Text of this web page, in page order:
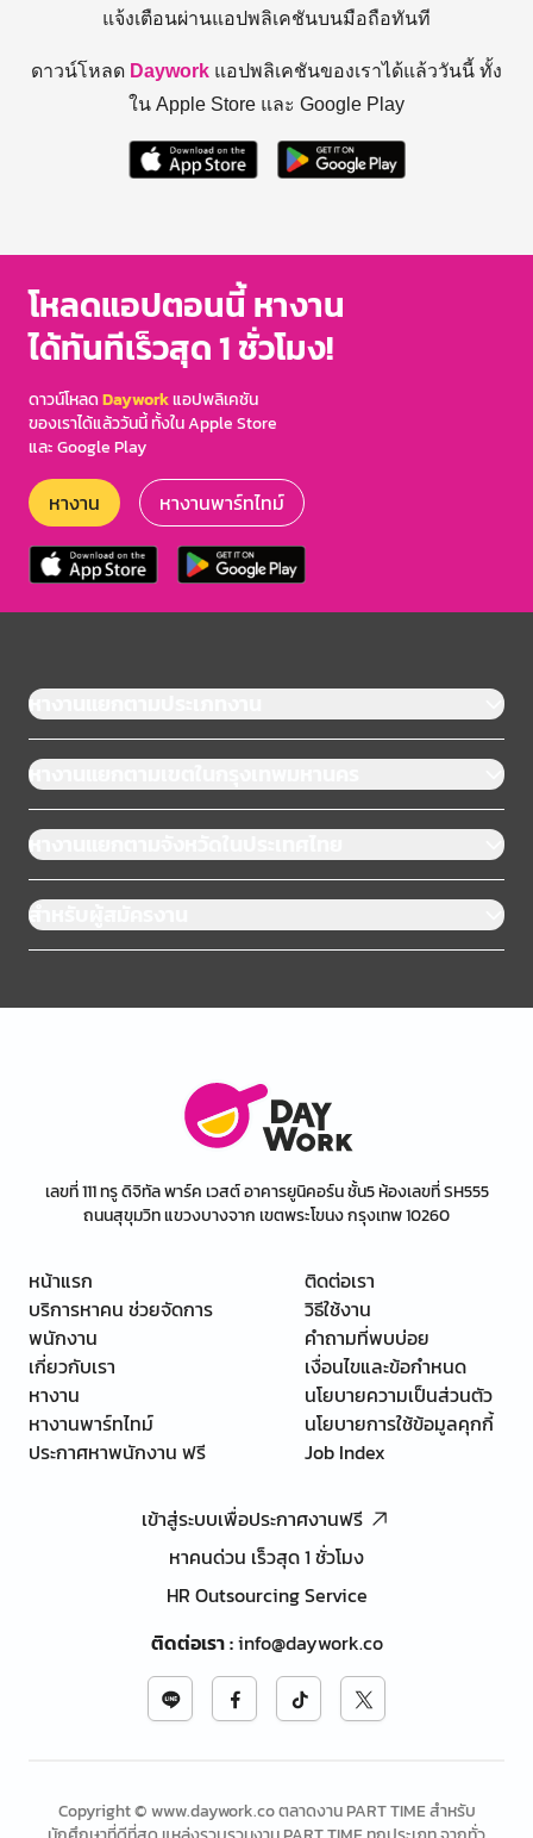
แจ้งเตือนผ่านแอปพลิเคชันบนมือถือทันที
ดาวน์โหลด Daywork แอปพลิเคชันของเราได้แล้ววันนี้ ทั้ง
ใน Apple Store และ Google Play
โหลดแอปตอนนี้ หางาน
ได้ทันทีเร็วสุด 1 ชั่วโมง!
ดาวน์โหลดDayworkแอปพลิเคชัน
ของเราได้แล้ววันนี้ ทั้งใน Apple Store
และ Google Play
หางาน หางานพาร์ทไทม์
หางานแยกตามประเภทงาน
หางานแยกตามเขตในกรุงเทพมหานคร
หางานแยกตามจังหวัดในประเทศไทย
สำหรับผู้สมัครงาน
เลขที่ 111 ทรู ดิจิทัล พาร์ค เวสต์ อาคารยูนิคอร์น ชั้น5 ห้องเลขที่ SH555
ถนนสุขุมวิท แขวงบางจาก เขตพระโขนง กรุงเทพ 10260
หน้าแรก
บริการหาคน ช่วยจัดการ
พนักงาน
เกี่ยวกับเรา
หางาน
หางานพาร์ทไทม์
ประกาศหาพนักงาน ฟรี
ติดต่อเรา
วิธีใช้งาน
คำถามที่พบบ่อย
เงื่อนไขและข้อกำหนด
นโยบายความเป็นส่วนตัว
นโยบายการใช้ข้อมูลคุกกี้
Job Index
เข้าสู่ระบบเพื่อประกาศงานฟรี
หาคนด่วน เร็วสุด 1 ชั่วโมง
HR Outsourcing Service
ติดต่อเรา:info@daywork.co
Copyright © www.daywork.co ตลาดงาน PART TIME สำหรับ